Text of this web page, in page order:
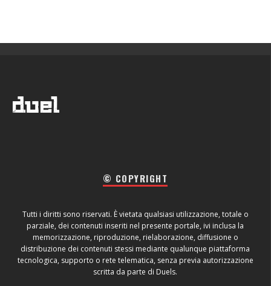
© COPYRIGHT
Tutti i diritti sono riservati. È vietata qualsiasi utilizzazione, totale o
parziale, dei contenuti inseriti nel presente portale, ivi inclusa la
memorizzazione, riproduzione, rielaborazione, diffusione o
distribuzione dei contenuti stessi mediante qualunque piattaforma
tecnologica, supporto o rete telematica, senza previa autorizzazione
scritta da parte di Duels.